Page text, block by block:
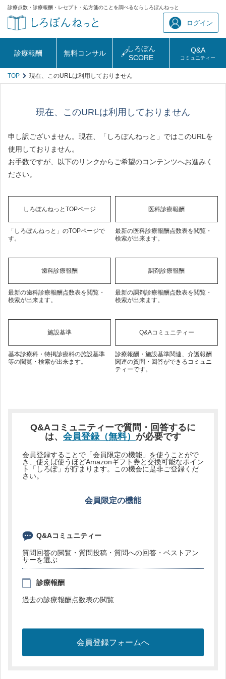
診療点数・診療報酬・レセプト・処方箋のことを調べるならしろぼんねっと
ログイン
診療報酬 無料コンサル
しろぼん
SCORE
Q&A
コミュニティー
TOP 現在、このURLは利用しておりません
現在、このURLは利用しておりません
申し訳ございません。現在、「しろぼんねっと」ではこのURLを
使用しておりません。
お手数ですが、以下のリンクからご希望のコンテンツへお進みく
ださい。
しろぼんねっとTOPページ
「しろぼんねっと」のTOPページで
す。
医科診療報酬
最新の医科診療報酬点数表を閲覧・
検索が出来ます。
歯科診療報酬
最新の歯科診療報酬点数表を閲覧・
検索が出来ます。
調剤診療報酬
最新の調剤診療報酬点数表を閲覧・
検索が出来ます。
施設基準
基本診療科・特掲診療科の施設基準
等の閲覧・検索が出来ます。
Q&Aコミュニティー
診療報酬・施設基準関連、介護報酬
関連の質問・回答ができるコミュニ
ティーです。
Q&Aコミュニティーで質問・回答するに
は、 会員登録（無料） が必要です
会員登録することで「会員限定の機能」を使うことがで
き、使えば使うほどAmazonギフト券と交換可能なポイン
ト「しろぽ」が貯まります。この機会に是非ご登録くだ
さい。
会員限定の機能
Q&Aコミュニティー
質問回答の閲覧・質問投稿・質問への回答・ベストアン
サーを選ぶ
診療報酬
過去の診療報酬点数表の閲覧
会員登録フォームへ